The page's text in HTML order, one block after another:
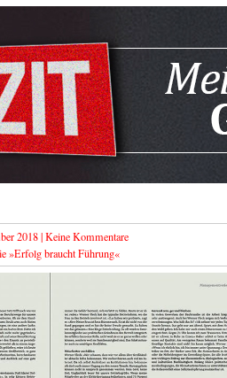
2018 |Keine Kommentare
»Erfolg braucht Führung«